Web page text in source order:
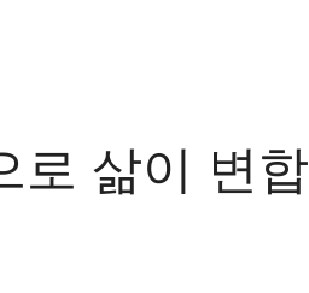
로 삶이 변합